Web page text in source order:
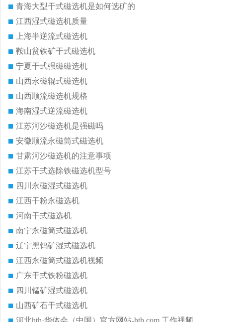
青海大型干式磁选机是如何选矿的
江西湿式磁选机质量
上海半逆流式磁选机
鞍山贫铁矿干式磁选机
宁夏干式强磁磁选机
山西永磁辊式磁选机
山西顺流磁选机规格
海南湿式逆流磁选机
江苏河沙磁选机是强磁吗
安徽顺流永磁筒式磁选机
甘肃河沙磁选机的注意事项
江苏干式选除铁磁选机型号
四川永磁湿式磁选机
江西干粉永磁选机
河南干式磁选机
南宁永磁筒式磁选机
辽宁黑钨矿湿式磁选机
江西永磁筒式磁选机视频
广东干式铁粉磁选机
四川锰矿湿式磁选机
山西矿石干式磁选机
河北hth·华体会（中国）官方网站-hth.com 工作视频